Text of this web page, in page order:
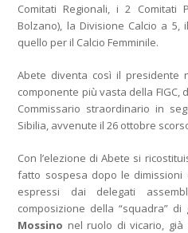
Comitati Regionali, i 2 Comitati
Bolzano), la Divisione Calcio a
quello per il Calcio Femminile.
Abete diventa così il presidente
componente più vasta della
Commissario straordinario in
Sibilia, avvenute il 26 ottobre
Con l’elezione di Abete si
fatto sospesa dopo le dimissioni
espressi dai delegati
composizione della “squadra”
Mossino nel ruolo di vicario, già